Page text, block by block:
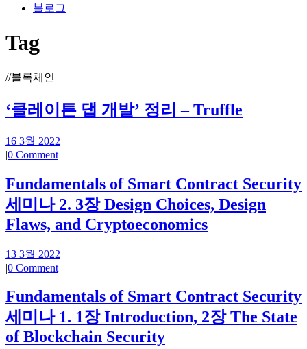
블로그
Tag
//블록체인
‘클레이튼 댑 개발’ 정리 – Truffle
16 3월 2022
|0 Comment
Fundamentals of Smart Contract Security
세미나 2. 3장 Design Choices, Design
Flaws, and Cryptoeconomics
13 3월 2022
|0 Comment
Fundamentals of Smart Contract Security
세미나 1. 1장 Introduction, 2장 The State
of Blockchain Security